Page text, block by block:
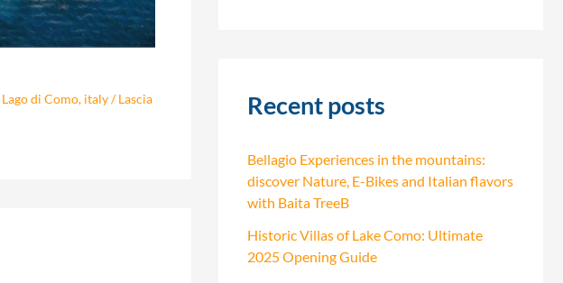
Lago di Como, italy/Lascia
Recent posts
Bellagio Experiences in the mountains:
discover Nature, E-Bikes and Italian flavors
with Baita TreeB
Historic Villas of Lake Como: Ultimate
2025 Opening Guide